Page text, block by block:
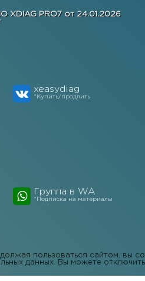
XDIAG PRO7 от 24.01.2026
xeasydiag
*Купить/продлить
Группа в WA
*Подписка на материалы
пользоваться сайтом, вы
данных. Вы можете